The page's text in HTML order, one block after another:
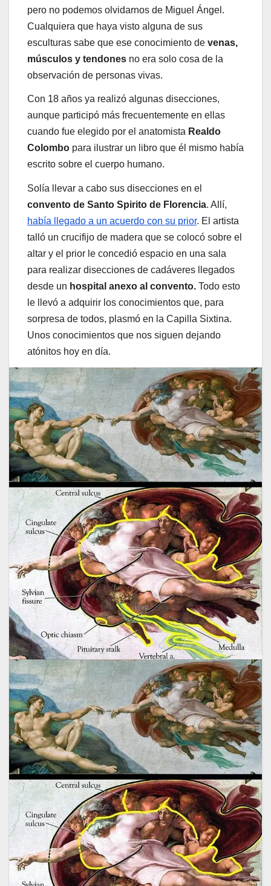
pero no podemos olvidarnos de Miguel Ángel.
Cualquiera que haya visto alguna de sus
esculturas sabe que ese conocimiento de venas,
músculos y tendones no era solo cosa de la
observación de personas vivas.
Con 18 años ya realizó algunas disecciones,
aunque participó más frecuentemente en ellas
cuando fue elegido por el anatomista Realdo
Colombo para ilustrar un libro que él mismo había
escrito sobre el cuerpo humano.
Solía llevar a cabo sus disecciones en el
convento de Santo Spirito de Florencia. Allí,
había llegado a un acuerdo con su prior. El artista
talló un crucifijo de madera que se colocó sobre el
altar y el prior le concedió espacio en una sala
para realizar disecciones de cadáveres llegados
desde un hospital anexo al convento. Todo esto
le llevó a adquirir los conocimientos que, para
sorpresa de todos, plasmó en la Capilla Sixtina.
Unos conocimientos que nos siguen dejando
atónitos hoy en día.